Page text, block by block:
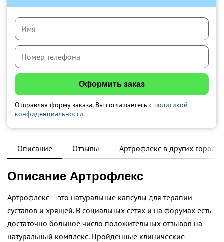
Отправляя форму заказа, Вы соглашаетесь с политикой
конфиденциальности.
Описание Отзывы Артрофлекс в других городах
Описание Артрофлекс
Артрофлекс – это натуральные капсулы для терапии
суставов и хрящей. В социальных сетях и на форумах есть
достаточно большое число положительных отзывов на
натуральный комплекс. Пройденные клинические